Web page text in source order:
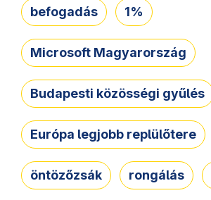
befogadás 1%
Microsoft Magyarország
Budapesti közösségi gyűlés
Európa legjobb replülőtere
öntözőzsák rongálás